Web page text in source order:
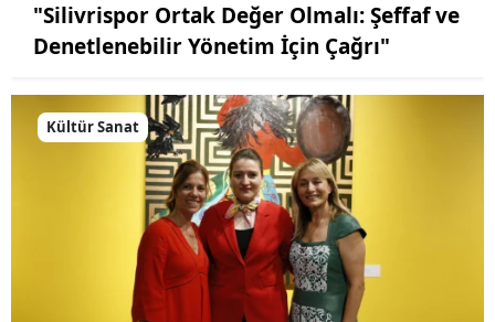
"Silivrispor Ortak Değer Olmalı: Şeffaf ve
Denetlenebilir Yönetim İçin Çağrı"
Kültür Sanat